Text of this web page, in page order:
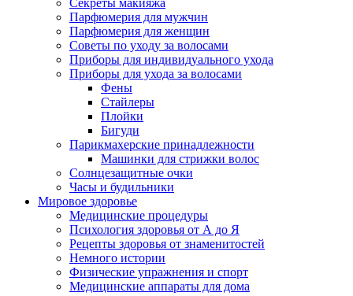
Секреты макияжа
Парфюмерия для мужчин
Парфюмерия для женщин
Советы по уходу за волосами
Приборы для индивидуального ухода
Приборы для ухода за волосами
Фены
Стайлеры
Плойки
Бигуди
Парикмахерские принадлежности
Машинки для стрижки волос
Солнцезащитные очки
Часы и будильники
Мировое здоровье
Медицинские процедуры
Психология здоровья от А до Я
Рецепты здоровья от знаменитостей
Немного истории
Физические упражнения и спорт
Медицинские аппараты для дома